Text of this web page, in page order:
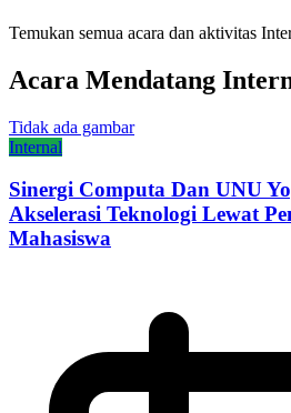
Temukan semua acara dan aktivitas
Acara Mendatang
Tidak ada gambar
Internal
Sinergi Computa Dan UNU
Akselerasi Teknologi Lewat
Mahasiswa